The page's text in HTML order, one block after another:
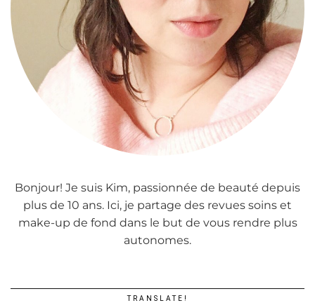
Bonjour! Je suis Kim, passionnée de beauté depuis
plus de 10 ans. Ici, je partage des revues soins et
make-up de fond dans le but de vous rendre plus
autonomes.
TRANSLATE!